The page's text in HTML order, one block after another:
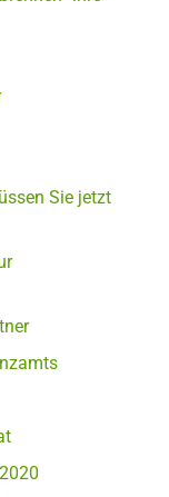
Sie jetzt